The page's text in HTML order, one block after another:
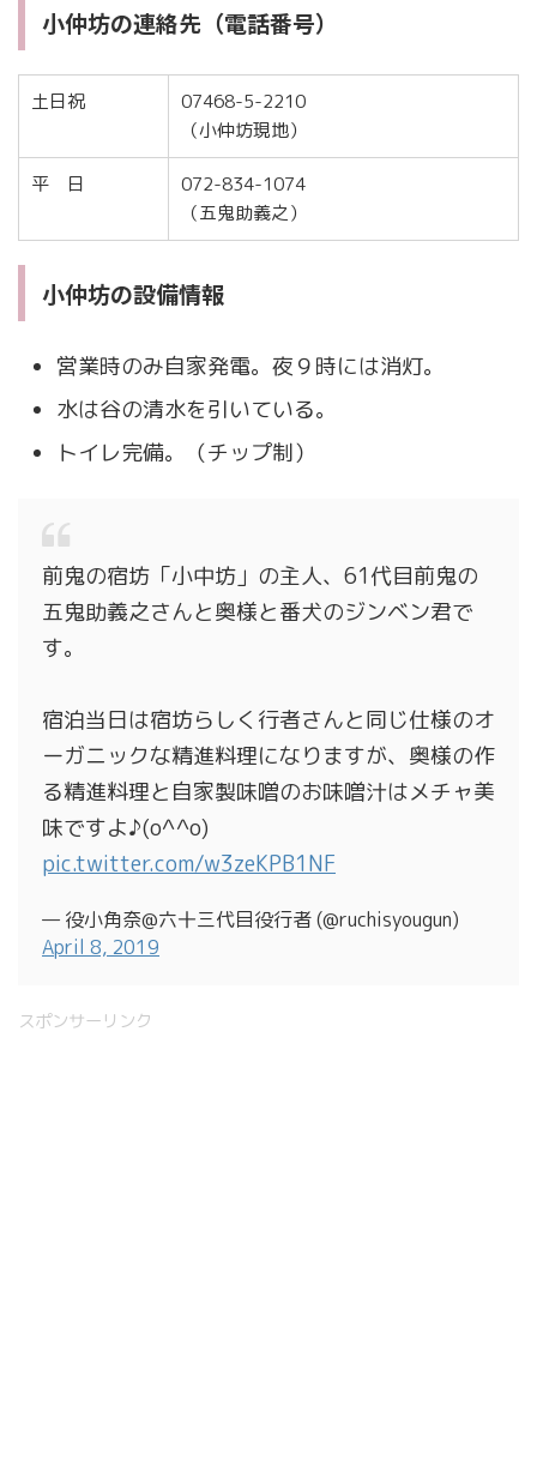
小仲坊の連絡先（電話番号）
土日祝
07468-5-2210
（小仲坊現地）
平 日
072-834-1074
（五鬼助義之）
小仲坊の設備情報
営業時のみ自家発電。夜９時には消灯。
水は谷の清水を引いている。
トイレ完備。（チップ制）
前鬼の宿坊「小中坊」の主人、61代目前鬼の
五鬼助義之さんと奥様と番犬のジンベン君で
す。
宿泊当日は宿坊らしく行者さんと同じ仕様のオ
ーガニックな精進料理になりますが、奥様の作
る精進料理と自家製味噌のお味噌汁はメチャ美
味ですよ♪(o^^o)
pic.twitter.com/w3zeKPB1NF
— 役小角奈@六十三代目役行者 (@ruchisyougun)
April 8, 2019
スポンサーリンク